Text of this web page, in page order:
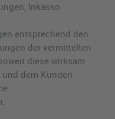
Inkasso
entsprechend den
der vermittelten
diese wirksam
dem Kunden